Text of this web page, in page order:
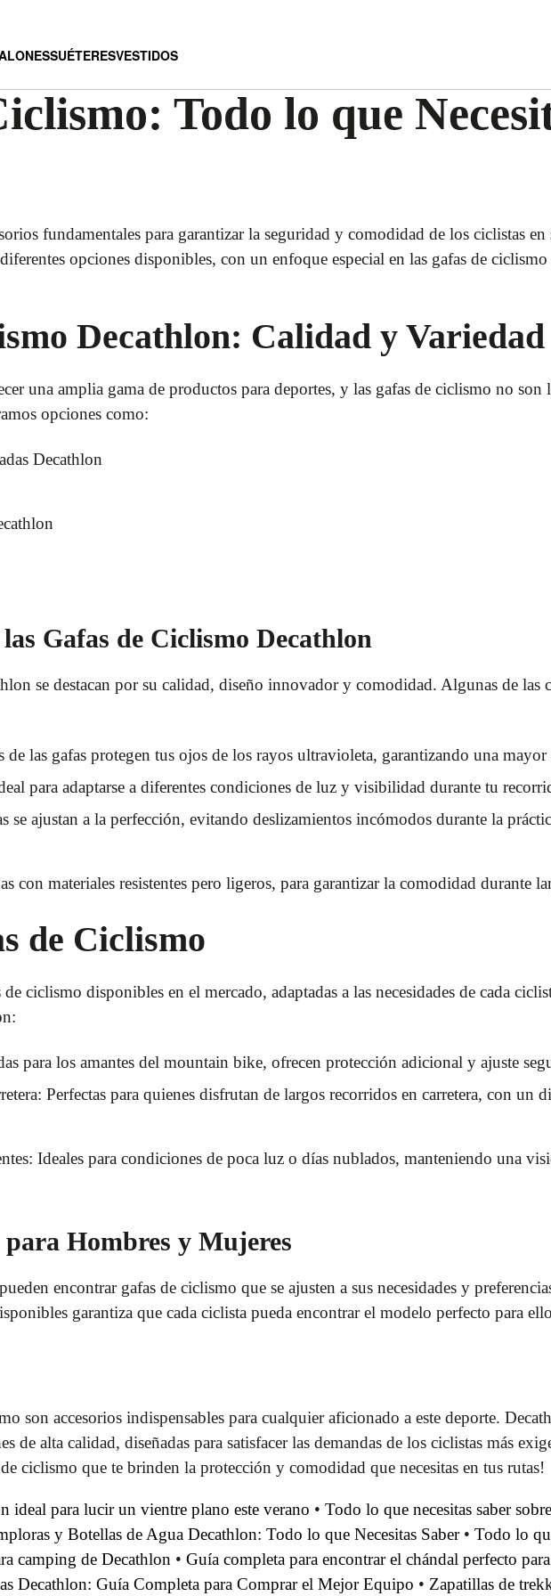
SUÉTERESVESTIDOS
Todo lo que
fundamentales para garantizar la seguridad y comodidad de los ciclistas en
opciones disponibles, con un enfoque especial en las gafas de ciclismo
Decathlon: Calidad y Variedad
una amplia gama de productos para deportes, y las gafas de ciclismo no son
opciones como:
Decathlon
Gafas de Ciclismo Decathlon
se destacan por su calidad, diseño innovador y comodidad. Algunas de las
las gafas protegen tus ojos de los rayos ultravioleta, garantizando una mayor
para adaptarse a diferentes condiciones de luz y visibilidad durante tu
se ajustan a la perfección, evitando deslizamientos incómodos durante la
con materiales resistentes pero ligeros, para garantizar la comodidad durante
de Ciclismo
ciclismo disponibles en el mercado, adaptadas a las necesidades de cada
para los amantes del mountain bike, ofrecen protección adicional y ajuste
Perfectas para quienes disfrutan de largos recorridos en carretera, con un
Ideales para condiciones de poca luz o días nublados, manteniendo una
Hombres y Mujeres
encontrar gafas de ciclismo que se ajusten a sus necesidades y
garantiza que cada ciclista pueda encontrar el modelo perfecto para
son accesorios indispensables para cualquier aficionado a este deporte.
de alta calidad, diseñadas para satisfacer las demandas de los ciclistas más
ciclismo que te brinden la protección y comodidad que necesitas en tus rutas!
ideal para lucir un vientre plano este verano • Todo lo que necesitas saber
y Botellas de Agua Decathlon: Todo lo que Necesitas Saber• Todo lo
camping de Decathlon • Guía completa para encontrar el chándal perfecto
Decathlon: Guía Completa para Comprar el Mejor Equipo • Zapatillas de